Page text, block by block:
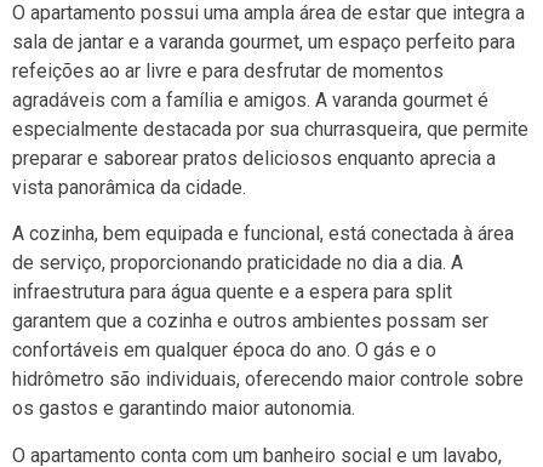
O apartamento possui uma ampla área de estar que integra a
sala de jantar e a varanda gourmet, um espaço perfeito para
refeições ao ar livre e para desfrutar de momentos
agradáveis com a família e amigos. A varanda gourmet é
especialmente destacada por sua churrasqueira, que permite
preparar e saborear pratos deliciosos enquanto aprecia a
vista panorâmica da cidade.
A cozinha, bem equipada e funcional, está conectada à área
de serviço, proporcionando praticidade no dia a dia. A
infraestrutura para água quente e a espera para split
garantem que a cozinha e outros ambientes possam ser
confortáveis em qualquer época do ano. O gás e o
hidrômetro são individuais, oferecendo maior controle sobre
os gastos e garantindo maior autonomia.
O apartamento conta com um banheiro social e um lavabo,